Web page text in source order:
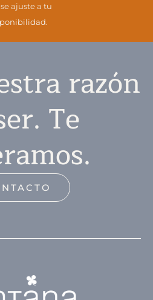
ajuste a tu
razón
Te